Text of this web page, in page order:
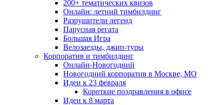
200+ тематических квизов
Онлайн: летний тимбилдинг
Разрушители легенд
Парусная регата
Большая Игра
Велозаезды, джип-туры
Корпоратив и тимбилдинг
Онлайн-Новогодний
Новогодний корпоратив в Москве, МО
Идеи к 23 февраля
Короткие поздравления в офисе
Идеи к 8 марта